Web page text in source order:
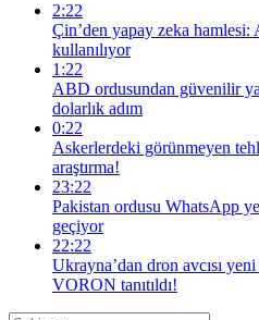
2:22
Çin’den yapay zeka
kullanılıyor
1:22
ABD ordusundan güvenilir
dolarlık adım
0:22
Askerlerdeki görünmeyen
araştırma!
23:22
Pakistan ordusu WhatsApp
geçiyor
22:22
Ukrayna’dan dron avcısı
VORON tanıtıldı!